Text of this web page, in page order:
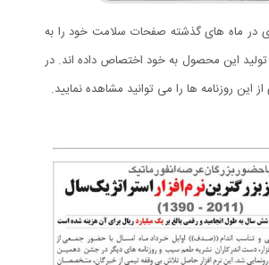
در ماه های گذشته صفحات سلامت خود را به
تولید این محصول به خود اختصاص داده اند. در
این روزنامه ها را می توانید مشاهده نمایید.